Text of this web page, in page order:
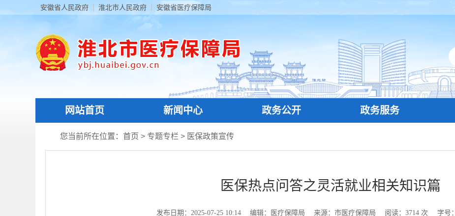
安徽省人民政府 淮北市人民政府 安徽省医疗保障局
网站首页 新闻中心 政务公开 政务服务
您当前所在位置： 首页 > 专题专栏 > 医保政策宣传
医保热点问答之灵活就业相关知识篇
发布日期：2025-07-25 10:14 编辑：医疗保障局 来源：市医疗保障局 阅读： 3714次 字号：